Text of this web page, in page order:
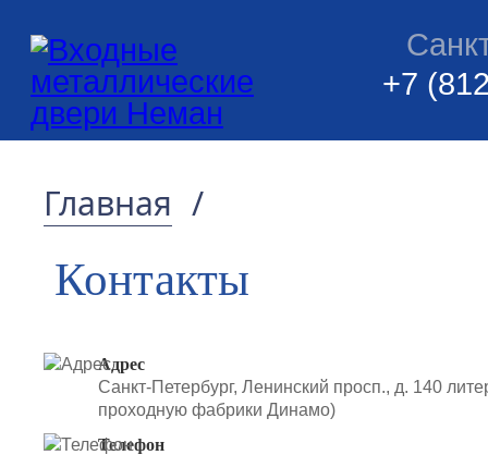
+7
Главная /
Контакты
Адрес
Санкт-Петербург, Ленинский просп., д. 140
проходную фабрики Динамо)
Телефон